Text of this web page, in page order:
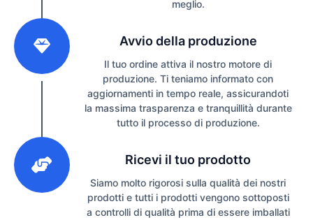
meglio.
Avvio della produzione
Il tuo ordine attiva il nostro motore di
produzione. Ti teniamo informato con
aggiornamenti in tempo reale, assicurandoti
la massima trasparenza e tranquillità durante
tutto il processo di produzione.
Ricevi il tuo prodotto
Siamo molto rigorosi sulla qualità dei nostri
prodotti e tutti i prodotti vengono sottoposti
a controlli di qualità prima di essere imballati